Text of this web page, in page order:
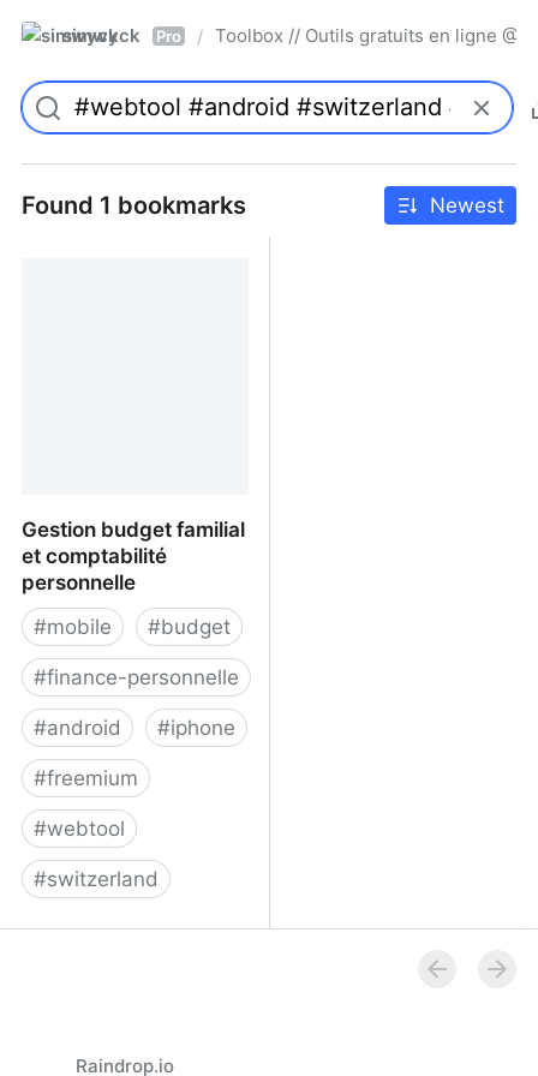
simwyck Pro / Toolbox // Outils gratuits en ligne
Found 1 bookmarks Newest
Gestion budget familial
et comptabilité
personnelle
#mobile #budget
#finance-personnelle
#android #iphone
#freemium
#webtool
#switzerland
Raindrop.io